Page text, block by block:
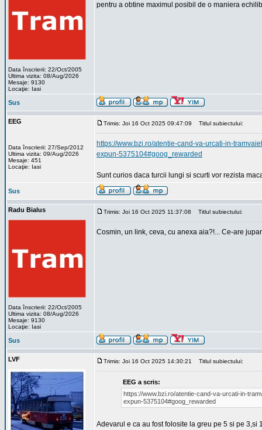
Data înscrierii: 22/Oct/2005
Ultima vizita: 08/Aug/2026
Mesaje: 9130
Locaţie: Iasi
pentru a obtine maximul posibil de o maniera
Sus
EEG
Data înscrierii: 27/Sep/2012
Ultima vizita: 09/Aug/2026
Mesaje: 451
Locaţie: Iasi
Trimis: Joi 16 Oct 2025 09:47:09 Titlul subiectului:
https://www.bzi.ro/atentie-cand-va-urcati-in-
expun-5375104#goog_rewarded
Sunt curios daca turcii lungi si scurti vor rezista
Sus
Radu Bialus
Data înscrierii: 22/Oct/2005
Ultima vizita: 08/Aug/2026
Mesaje: 9130
Locaţie: Iasi
Trimis: Joi 16 Oct 2025 11:37:08 Titlul subiectului:
Cosmin, un link, ceva, cu anexa aia?!... Ce-are
Sus
LVF Trimis: Joi 16 Oct 2025 14:30:21 Titlul subiectului:
EEG a scris:
https://www.bzi.ro/atentie-cand-va-urcati-in-
expun-5375104#goog_rewarded
Adevarul e ca au fost folosite la greu pe 5 si pe 3,si